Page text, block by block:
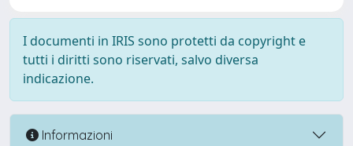
I documenti in IRIS sono protetti da copyright e
tutti i diritti sono riservati, salvo diversa
indicazione.
Informazioni